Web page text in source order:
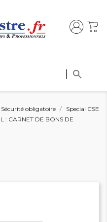

Sécurité obligatoire
Special CSE
: CARNET DE BONS DE